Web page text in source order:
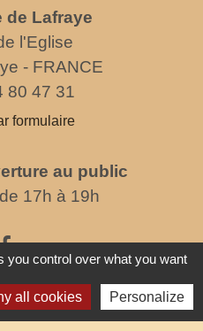
de Lafraye
l'Eglise
- FRANCE
80 47 31
formulaire
au public
17h à 19h
you control over what you want
all cookies Personalize